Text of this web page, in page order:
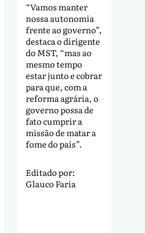
“Vamos manter
nossa autonomia
frente ao governo”,
destaca o dirigente
do MST, “mas ao
mesmo tempo
estar junto e cobrar
para que, com a
reforma agrária, o
governo possa de
fato cumprir a
missão de matar a
fome do país”.
Editado por:
Glauco Faria